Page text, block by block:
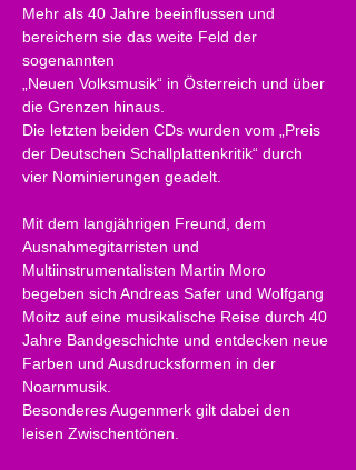
Mehr als 40 Jahre beeinflussen und
bereichern sie das weite Feld der
sogenannten
„Neuen Volksmusik“ in Österreich und über
die Grenzen hinaus.
Die letzten beiden CDs wurden vom „Preis
der Deutschen Schallplattenkritik“ durch
vier Nominierungen geadelt.
Mit dem langjährigen Freund, dem
Ausnahmegitarristen und
Multiinstrumentalisten Martin Moro
begeben sich Andreas Safer und Wolfgang
Moitz auf eine musikalische Reise durch 40
Jahre Bandgeschichte und entdecken neue
Farben und Ausdrucksformen in der
Noarnmusik.
Besonderes Augenmerk gilt dabei den
leisen Zwischentönen.